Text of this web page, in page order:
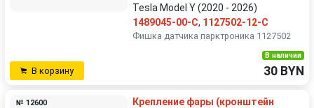
Tesla Model Y (2020 - 2026)
1489045-00-C, 1127502-12-C
Фишка датчика парктроника 1127502
В корзину
В наличии
30 BYN
№ 12600 Крепление фары (кронштейн